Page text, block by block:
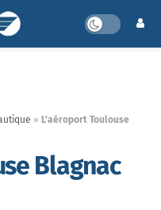
» L’aéroport Toulouse
Blagnac